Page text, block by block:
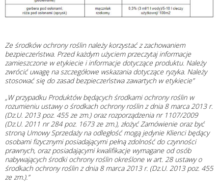
Ze środków ochrony roślin należy korzystać z zachowaniem
bezpieczeństwa. Przed każdym użyciem przeczytaj informacje
zamieszczone w etykiecie i informacje dotyczące produktu. Należy
zwrócić uwagę na szczegółowe wskazania dotyczące ryzyka. Należy
stosować się do zasad bezpieczeństwa zawartych w etykiecie”
„W przypadku Produktów będących środkami ochrony roślin w
rozumieniu ustawy o środkach ochrony roślin z dnia 8 marca 2013 r.
(Dz.U. 2013 poz. 455 ze zm.) oraz rozporządzenia nr 1107/2009
(Dz.U. 2011 nr 284 poz. 1673 ze zm.), złożyć Zamówienie oraz być
stroną Umowy Sprzedaży na odległość mogą jedynie Klienci będący
osobami fizycznymi posiadającymi pełną zdolność do czynności
prawnych, oraz posiadającymi kwalifikacje wymagane od osób
nabywających środki ochrony roślin określone w art. 28 ustawy o
środkach ochrony roślin z dnia 8 marca 2013 r. (Dz.U. 2013 poz. 455
ze zm.).”